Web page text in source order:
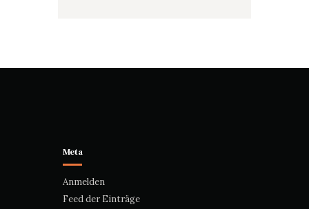
Meta
Anmelden
Feed der Einträge